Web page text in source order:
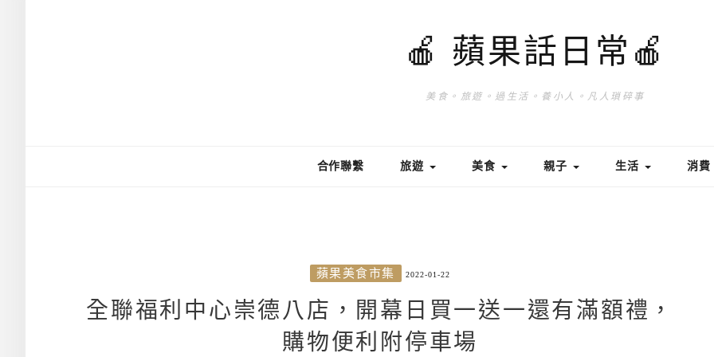
🍎 蘋果話日常🍎
美食。旅遊。過生活。養小人。凡人瑣碎事
合作聯繫 旅遊 美食 親子 生活 消費
蘋果美食市集 2022-01-22
全聯福利中心崇德八店，開幕日買一送一還有滿額禮，
購物便利附停車場